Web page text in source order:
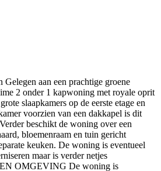
Gelegen aan een prachtige groene
2 onder 1 kapwoning met royale oprit
slaapkamers op de eerste etage en
voorzien van een dakkapel is dit
beschikt de woning over een
bloemenraam en tuin gericht
keuken. De woning is eventueel
maar is verder netjes
OMGEVING De woning is